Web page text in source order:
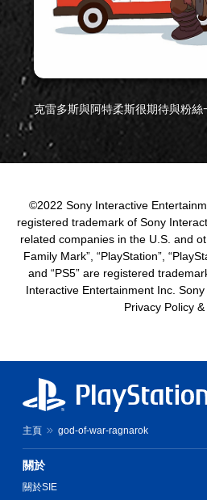
克雷多斯與阿特柔斯很期待與粉絲
©2022 Sony Interactive
registered trademark of Sony
related companies in the U.S. and
Family Mark”, “PlayStation”,
and “PS5” are registered
Interactive Entertainment Inc.
Privacy Policy
主頁 god-of-war-ragnarok
關於
關於SIE